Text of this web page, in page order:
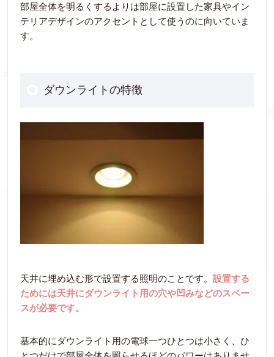
部屋全体を明るくするよりは部屋に設置した家具やイン
テリアデザインのアクセントとして使うのに向いていま
す。
ダウンライトの特徴
天井に埋め込む形で設置する照明のことです。 設置する
ためには天井にダウンライト用の穴や凹みなどのスペー
スが必要です。
基本的にダウンライト用の電球一つひとつは小さく、ひ